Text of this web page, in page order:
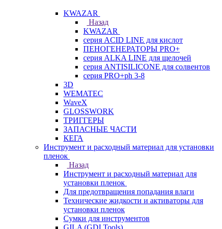
KWAZAR
Назад
KWAZAR
серия ACID LINE для кислот
ПЕНОГЕНЕРАТОРЫ PRO+
серия ALKA LINE для щелочей
серия ANTISILICONE для солвентов
серия PRO+ph 3-8
3D
WEMATEC
WaveX
GLOSSWORK
ТРИГГЕРЫ
ЗАПАСНЫЕ ЧАСТИ
КЕГА
Инструмент и расходный материал для установки
пленок
Назад
Инструмент и расходный материал для
установки пленок
Для предотвращения попадания влаги
Технические жидкости и активаторы для
установки пленок
Сумки для инструментов
GILA (GDI Tools)